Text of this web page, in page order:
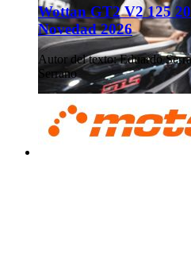
Wottan GT2 V2 125
Novedad 2026
Autor del texto: Eduardo
Serrano